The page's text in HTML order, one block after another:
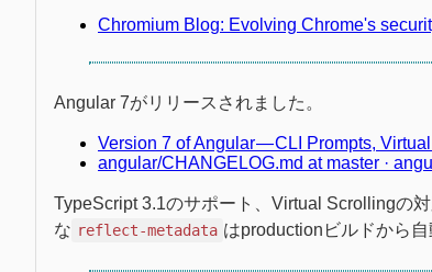
Chromium Blog: Evolving Chrome's
Angular 7がリリースされました。
Version 7 of Angular — CLI Prompts,
angular/CHANGELOG.md at master ·
TypeScript 3.1のサポート、Virtual Scrollingの
な reflect-metadata はproductionビルドから